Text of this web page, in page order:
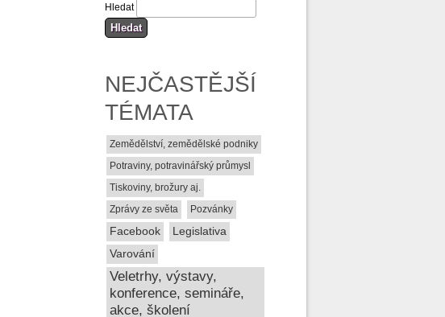
Hledat
NEJČASTĚJŠÍ
TÉMATA
Zemědělství, zemědělské podniky
Potraviny, potravinářský průmysl
Tiskoviny, brožury aj.
Zprávy ze světa
Pozvánky
Facebook
Legislativa
Varování
Veletrhy, výstavy,
konference, semináře,
akce, školení